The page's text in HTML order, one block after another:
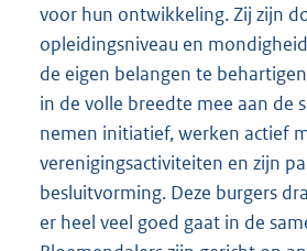
voor hun ontwikkeling. Zij zijn
opleidingsniveau en
de eigen belangen te
in de volle breedte mee aan de
nemen initiatief, werken actief
verenigingsactiviteiten en zijn
besluitvorming. Deze burgers
er heel veel goed gaat in de